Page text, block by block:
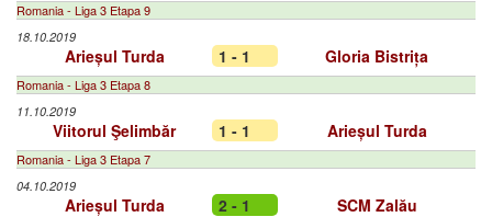
Romania - Liga 3 Etapa 9
18.10.2019
Arieșul Turda 1 - 1 Gloria Bistrița
Romania - Liga 3 Etapa 8
11.10.2019
Viitorul Şelimbăr 1 - 1 Arieșul Turda
Romania - Liga 3 Etapa 7
04.10.2019
Arieșul Turda 2 - 1 SCM Zalău